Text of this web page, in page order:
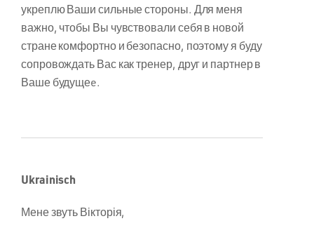
укреплю Ваши сильные стороны. Для меня
важно, чтобы Вы чувствовали себя в новой
стране комфортно и безопасно, поэтому я буду
сопровождать Вас как тренер, друг и партнер в
Ваше будущеe.
Ukrainisch
Мене звуть Вікторія,